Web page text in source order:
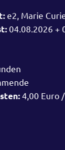
e2, Marie
04.08.2026 +
4,00 Euro